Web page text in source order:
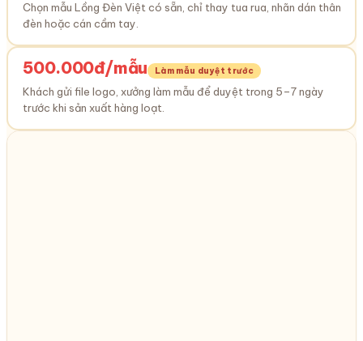
Chọn mẫu Lồng Đèn Việt có sẵn, chỉ thay tua rua, nhãn dán thân
đèn hoặc cán cầm tay.
500.000đ/mẫu Làm mẫu duyệt trước
Khách gửi file logo, xưởng làm mẫu để duyệt trong 5–7 ngày
trước khi sản xuất hàng loạt.